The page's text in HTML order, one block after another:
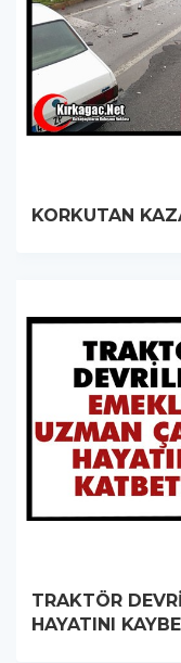
KORKUTAN
TRAKTÖR
HAYATINI